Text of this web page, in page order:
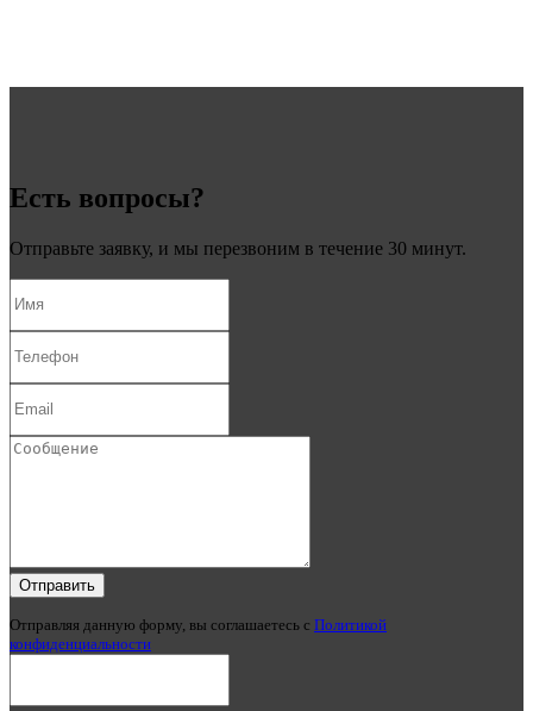
Есть вопросы?
Отправьте заявку, и мы перезвоним в течение 30 минут.
Отправить
Отправляя данную форму, вы соглашаетесь c Политикой
конфиденциальности